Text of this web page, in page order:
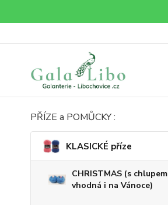
PŘÍZE a POMŮCKY :
KLASICKÉ příze
CHRISTMAS (s chlupem
vhodná i na Vánoce)